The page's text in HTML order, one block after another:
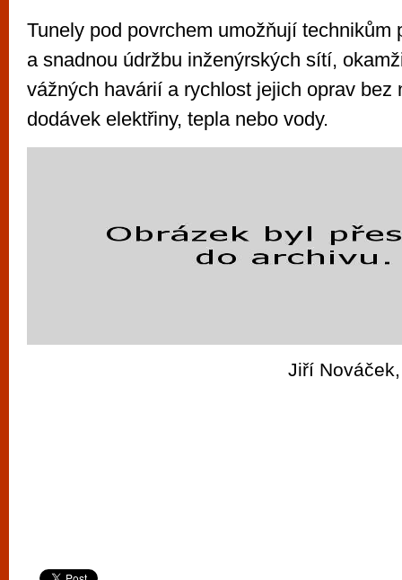
Tunely pod povrchem umožňují technikům
a snadnou údržbu inženýrských sítí,
vážných havárií a rychlost jejich oprav bez
dodávek elektřiny, tepla nebo vody.
Jiří